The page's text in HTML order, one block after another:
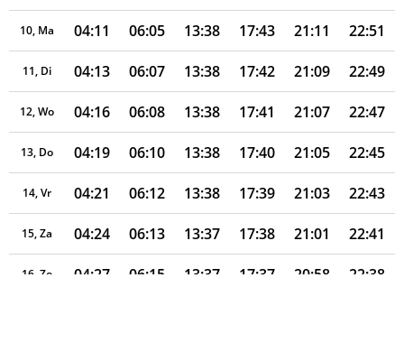
10, Ma 04:11 06:05 13:38 17:43 21:11 22:51
11, Di 04:13 06:07 13:38 17:42 21:09 22:49
12, Wo 04:16 06:08 13:38 17:41 21:07 22:47
13, Do 04:19 06:10 13:38 17:40 21:05 22:45
14, Vr 04:21 06:12 13:38 17:39 21:03 22:43
15, Za 04:24 06:13 13:37 17:38 21:01 22:41
16, Zo 04:27 06:15 13:37 17:37 20:58 22:38